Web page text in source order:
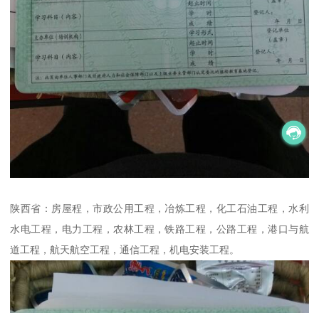
陕西省：房屋程，市政公用工程，冶炼工程，化工石油工程，水利
水电工程，电力工程，农林工程，铁路工程，公路工程，港口与航
道工程，航天航空工程，通信工程，机电安装工程。